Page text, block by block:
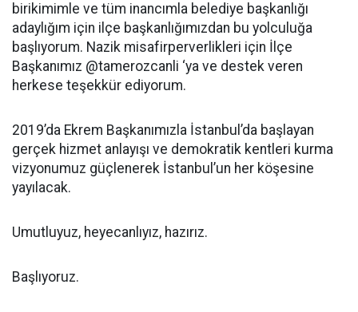
birikimimle ve tüm inancımla belediye başkanlığı
adaylığım için ilçe başkanlığımızdan bu yolculuğa
başlıyorum. Nazik misafirperverlikleri için İlçe
Başkanımız @tamerozcanli ‘ya ve destek veren
herkese teşekkür ediyorum.
2019’da Ekrem Başkanımızla İstanbul’da başlayan
gerçek hizmet anlayışı ve demokratik kentleri kurma
vizyonumuz güçlenerek İstanbul’un her köşesine
yayılacak.
Umutluyuz, heyecanlıyız, hazırız.
Başlıyoruz.